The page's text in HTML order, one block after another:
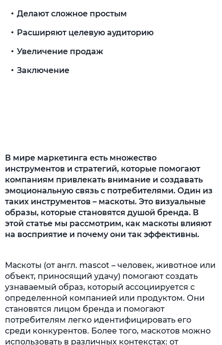
В мире маркетинга есть множество
инструментов и стратегий, которые помогают
компаниям привлекать внимание и создавать
эмоциональную связь с потребителями. Один из
таких инструментов – маскоты. Это визуальные
образы, которые становятся душой бренда. В
этой статье мы рассмотрим, как маскоты влияют
на восприятие и почему они так эффективны.
Маскоты (от англ. mascot – человек, животное или
объект, приносящий удачу) помогают создать
узнаваемый образ, который ассоциируется с
определенной компанией или продуктом. Они
становятся лицом бренда и помогают
потребителям легко идентифицировать его
среди конкурентов. Более того, маскотов можно
использовать в различных контекстах: от
Делают сложное простым
Расширяют целевую аудиторию
Увеличение продаж
Заключение